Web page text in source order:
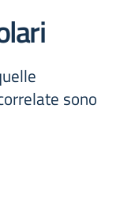
sono